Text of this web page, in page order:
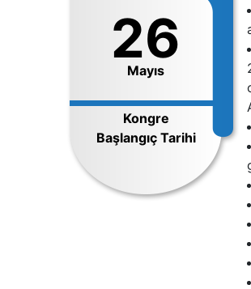
26
Mayıs
Kongre
Başlangıç Tarihi